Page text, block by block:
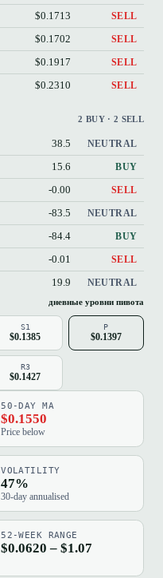
$0.1713 SELL
$0.1702 SELL
$0.1917 SELL
$0.2310 SELL
2 BUY · 2 SELL
38.5 NEUTRAL
15.6 BUY
-0.00 SELL
-83.5 NEUTRAL
-84.4 BUY
-0.01 SELL
19.9 NEUTRAL
дневные уровни пивота
S1
$0.1385
P
$0.1397
R3
$0.1427
50-DAY MA
$0.1550
Price below
VOLATILITY
47%
30-day annualised
52-WEEK RANGE
$0.0620 – $1.07